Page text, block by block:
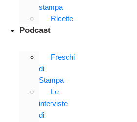
stampa
Ricette
Podcast
Freschi
di
Stampa
Le
interviste
di